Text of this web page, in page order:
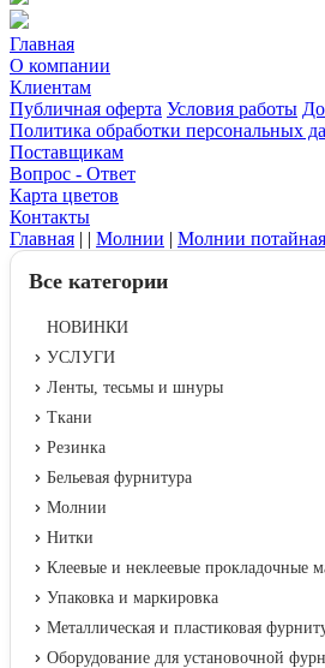
Главная
О компании
Клиентам
Публичная оферта Условия работы
Политика обработки персональных
Поставщикам
Вопрос - Ответ
Карта цветов
Контакты
Главная | | Молнии | Молнии
Все категории
НОВИНКИ
УСЛУГИ
Ленты, тесьмы и шнуры
Ткани
Резинка
Бельевая фурнитура
Молнии
Нитки
Клеевые и неклеевые прокладочные
Упаковка и маркировка
Металлическая и пластиковая
Оборудование для установочной